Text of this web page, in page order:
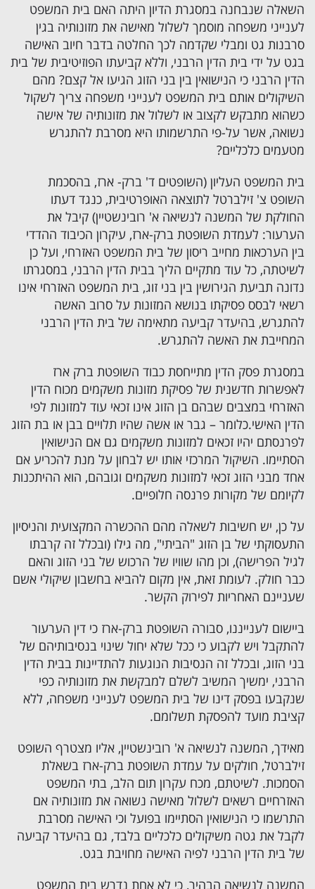
השאלה שנבחנה במסגרת הדיון היתה האם בית המשפט
לענייני משפחה מוסמך לשלול מאישה את מזונותיה בגין
סרבנות גט ומבלי שקדמה לכך החלטה בדבר חיוב האישה
בגט על ידי בית הדין הרבני, וללא קביעתו הפוזיטיבית של בית
הדין הרבני כי הנישואין בין בני הזוג הגיעו אל קצם? מהם
השיקולים אותם בית המשפט לענייני משפחה צריך לשקול
כשהוא מתבקש לקצוב או לשלול את מזונותיה של אישה
נשואה, אשר על-פי התרשמותו היא מסרבת להתגרש
מטעמים כלכליים?
בית המשפט העליון (השופטים ד' ברק- ארז, בהסכמת
השופט צ' זילברטל לתוצאה האופרטיבית, כנגד דעתו
החולקת של המשנה לנשיאה א' רובינשטיין) קיבל את
הערעור: לעמדת השופטת ברק-ארז, עיקרון הכיבוד ההדדי
בין הערכאות מחייב ריסון של בית המשפט האזרחי, ועל כן
לשיטתה, כל עוד מתקיים הליך בבית הדין הרבני, במסגרתו
נדונה תביעת הגירושין בין בני זוג, בית המשפט האזרחי אינו
רשאי לבסס פסיקתו בנושא המזונות על סרוב האשה
להתגרש, בהיעדר קביעה מתאימה של בית הדין הרבני
המחייבת את האשה להתגרש.
במסגרת פסק הדין מתייחסת כבוד השופטת ברק ארז
לאפשרות חדשנית של פסיקת מזונות משקמים מכוח הדין
האזרחי במצבים שבהם בן הזוג אינו זכאי עוד למזונות לפי
הדין האישי.כלומר – גבר או אשה שהיו תלויים בבן או בת הזוג
לפרנסתם יהיו זכאים למזונות משקמים גם אם הנישואין
הסתיימו. השיקול המרכזי אותו יש לבחון על מנת להכריע אם
אחד מבני הזוג זכאי למזונות משקמים וגובהם, הוא ההיתכנות
לקיומם של מקורות פרנסה חלופיים.
על כן, יש חשיבות לשאלה מהם ההכשרה המקצועית והניסיון
התעסוקתי של בן הזוג "הביתי", מה גילו (ובכלל זה קרבתו
לגיל הפרישה), וכן מהו שוויו של הרכוש של בני הזוג והאם
כבר חולק. לעומת זאת, אין מקום להביא בחשבון שיקולי אשם
שעניינם האחריות לפירוק הקשר.
ביישום לענייננו, סבורה השופטת ברק-ארז כי דין הערעור
להתקבל ויש לקבוע כי ככל שלא יחול שינוי בנסיבותיהם של
בני הזוג, ובכלל זה הנסיבות הנוגעות להתדיינות בבית הדין
הרבני, ימשיך המשיב לשלם למבקשת את מזונותיה כפי
שנקבעו בפסק דינו של בית המשפט לענייני משפחה, ללא
קציבת מועד להפסקת תשלומם.
מאידך, המשנה לנשיאה א' רובינשטיין, אליו מצטרף השופט
זילברטל, חולקים על עמדת השופטת ברק-ארז בשאלת
הסמכות. לשיטתם, מכח עקרון תום הלב, בתי המשפט
האזרחיים רשאים לשלול מאישה נשואה את מזונותיה אם
התרשמו כי הנישואין הסתיימו בפועל וכי האישה מסרבת
לקבל את גטה משיקולים כלכליים בלבד, גם בהיעדר קביעה
של בית הדין הרבני לפיה האישה מחויבת בגט.
המשנה לנשיאה הבהיר, כי לא אחת נדרש בית המשפט